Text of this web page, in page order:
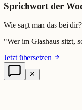
Sprichwort der
Wie sagt man das bei dir?
"Wer im Glashaus sitzt,
Jetzt übersetzen